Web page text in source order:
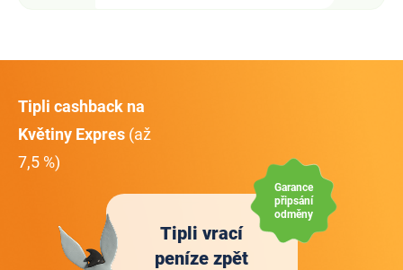
Tipli cashback na
Květiny Expres (až
7,5 %)
Tipli vrací
peníze zpět
Garance
připsání
odměny